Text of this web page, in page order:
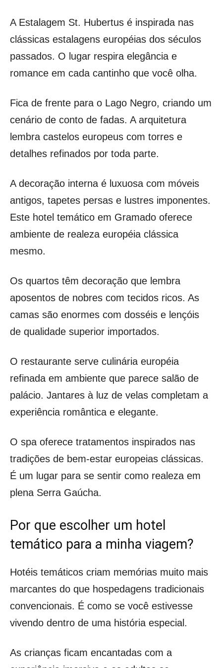
A Estalagem St. Hubertus é inspirada nas
clássicas estalagens européias dos séculos
passados. O lugar respira elegância e
romance em cada cantinho que você olha.
Fica de frente para o Lago Negro, criando um
cenário de conto de fadas. A arquitetura
lembra castelos europeus com torres e
detalhes refinados por toda parte.
A decoração interna é luxuosa com móveis
antigos, tapetes persas e lustres imponentes.
Este hotel temático em Gramado oferece
ambiente de realeza européia clássica
mesmo.
Os quartos têm decoração que lembra
aposentos de nobres com tecidos ricos. As
camas são enormes com dosséis e lençóis
de qualidade superior importados.
O restaurante serve culinária européia
refinada em ambiente que parece salão de
palácio. Jantares à luz de velas completam a
experiência romântica e elegante.
O spa oferece tratamentos inspirados nas
tradições de bem-estar europeias clássicas.
É um lugar para se sentir como realeza em
plena Serra Gaúcha.
Por que escolher um hotel
temático para a minha viagem?
Hotéis temáticos criam memórias muito mais
marcantes do que hospedagens tradicionais
convencionais. É como se você estivesse
vivendo dentro de uma história especial.
As crianças ficam encantadas com a